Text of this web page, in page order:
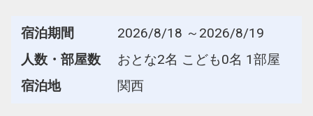
宿泊期間
2026/8/18 ～2026/8/19
人数・部屋数
おとな2名 こども0名 1部屋
宿泊地
関西